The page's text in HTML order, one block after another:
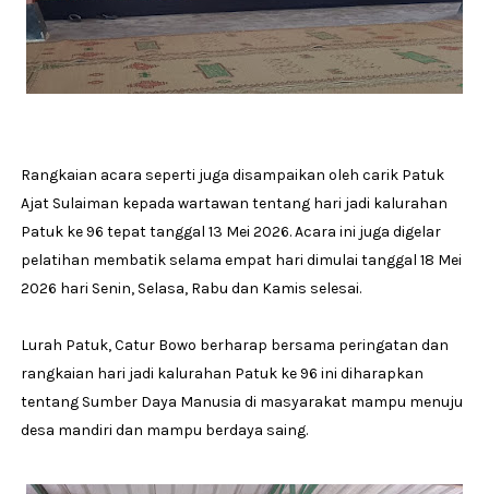
Rangkaian acara seperti juga disampaikan oleh carik Patuk
Ajat Sulaiman kepada wartawan tentang hari jadi kalurahan
Patuk ke 96 tepat tanggal 13 Mei 2026. Acara ini juga digelar
pelatihan membatik selama empat hari dimulai tanggal 18 Mei
2026 hari Senin, Selasa, Rabu dan Kamis selesai.
Lurah Patuk, Catur Bowo berharap bersama peringatan dan
rangkaian hari jadi kalurahan Patuk ke 96 ini diharapkan
tentang Sumber Daya Manusia di masyarakat mampu menuju
desa mandiri dan mampu berdaya saing.